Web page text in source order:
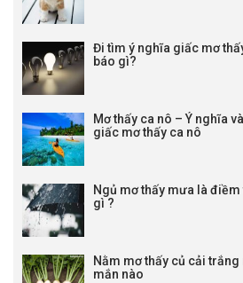
Đi tìm ý nghĩa giấc mơ
báo gì?
Mơ thấy ca nô – Ý nghĩa
giấc mơ thấy ca nô
Ngủ mơ thấy mưa là
gì ?
Nằm mơ thấy củ cải
mắn nào